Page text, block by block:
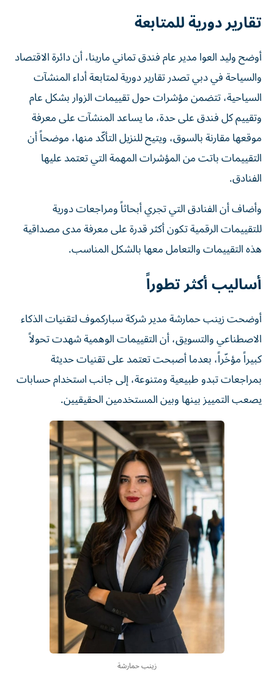
تقارير دورية للمتابعة
أوضح وليد العوا مدير عام فندق تماني مارينا، أن دائرة الاقتصاد
والسياحة في دبي تصدر تقارير دورية لمتابعة أداء المنشآت
السياحية، تتضمن مؤشرات حول تقييمات الزوار بشكل عام
وتقييم كل فندق على حدة، ما يساعد المنشآت على معرفة
موقعها مقارنة بالسوق، ويتيح للنزيل التأكّد منها، موضحاً أن
التقييمات باتت من المؤشرات المهمة التي تعتمد عليها
الفنادق.
وأضاف أن الفنادق التي تجري أبحاثاً ومراجعات دورية
للتقييمات الرقمية تكون أكثر قدرة على معرفة مدى مصداقية
هذه التقييمات والتعامل معها بالشكل المناسب.
أساليب أكثر تطوراً
أوضحت زينب حمارشة مدير شركة سباركموف لتقنيات الذكاء
الاصطناعي والتسويق، أن التقييمات الوهمية شهدت تحولاً
كبيراً مؤخّراً، بعدما أصبحت تعتمد على تقنيات حديثة
بمراجعات تبدو طبيعية ومتنوعة، إلى جانب استخدام حسابات
يصعب التمييز بينها وبين المستخدمين الحقيقيين.
زينب حمارشة